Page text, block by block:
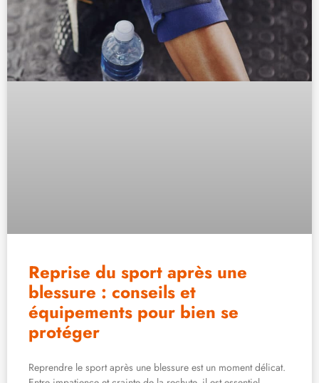
Reprise du sport après une
blessure : conseils et
équipements pour bien se
protéger
Reprendre le sport après une blessure est un moment délicat.